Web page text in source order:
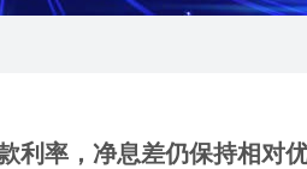
利率，净息差仍保持相对